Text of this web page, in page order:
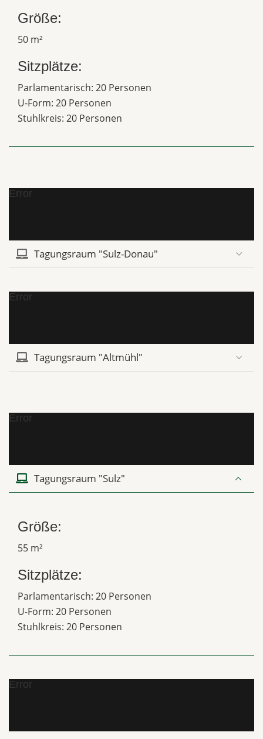
Größe:
50 m²
Sitzplätze:
Parlamentarisch: 20 Personen
U-Form: 20 Personen
Stuhlkreis: 20 Personen
Error
Tagungsraum "Sulz-Donau"
Error
Tagungsraum "Altmühl"
Error
Tagungsraum "Sulz"
Größe:
55 m²
Sitzplätze:
Parlamentarisch: 20 Personen
U-Form: 20 Personen
Stuhlkreis: 20 Personen
Error